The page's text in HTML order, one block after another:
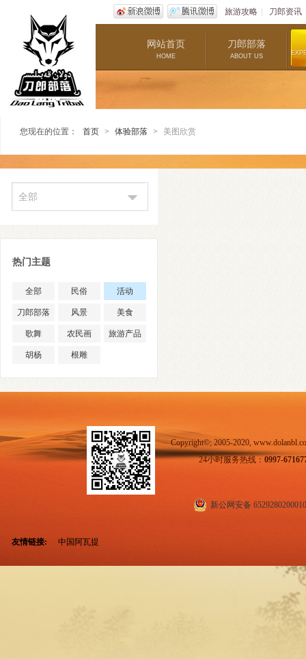
旅游攻略 刀郎资讯
网站首页
HOME
刀郎部落
ABOUT US
您现在的位置： 首页 > 体验部落 > 美图欣赏
全部
热门主题
全部 民俗 活动
刀郎部落 风景 美食
歌舞 农民画 旅游产品
胡杨 根雕
Copyright©; 2005-2020,
24小时服务热线：0997-
新公网安备
友情链接: 中国阿瓦提